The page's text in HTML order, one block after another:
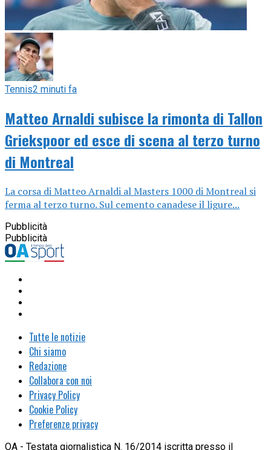
Tennis2 minuti fa
Matteo Arnaldi subisce la rimonta di Tallon
Griekspoor ed esce di scena al terzo turno
di Montreal
La corsa di Matteo Arnaldi al Masters 1000 di Montreal si
ferma al terzo turno. Sul cemento canadese il ligure...
Pubblicità
Pubblicità
Tutte le notizie
Chi siamo
Redazione
Collabora con noi
Privacy Policy
Cookie Policy
Preferenze privacy
OA - Testata giornalistica N. 16/2014 iscritta presso il